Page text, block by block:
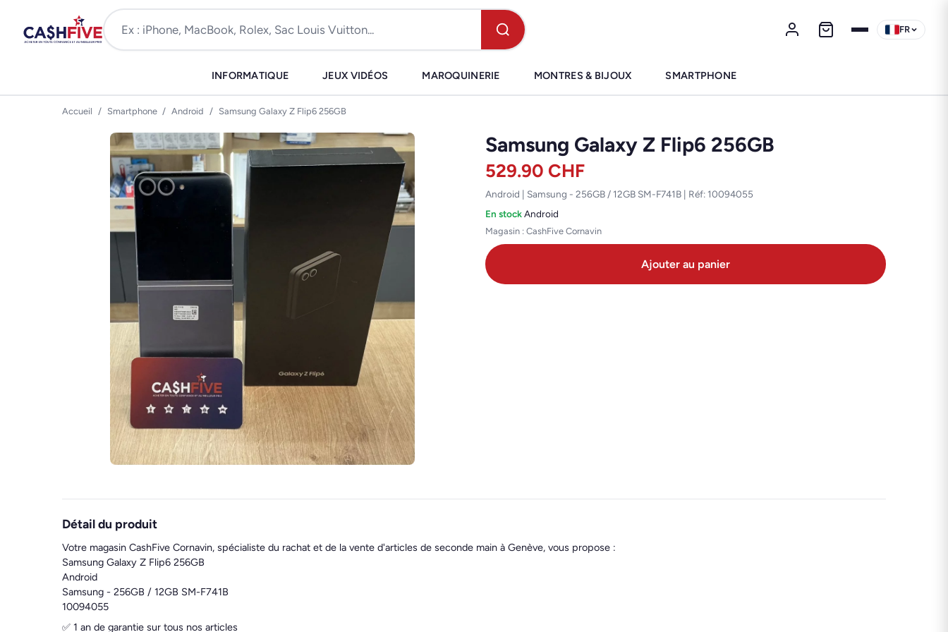
FR
INFORMATIQUE JEUX VIDÉOS MAROQUINERIE MONTRES & BIJOUX SMARTPHONE
Accueil / Smartphone / Android / Samsung Galaxy Z Flip6 256GB
Samsung Galaxy Z Flip6 256GB
529.90 CHF
Android | Samsung - 256GB / 12GB SM-F741B | Réf: 10094055
En stock·Android
Magasin : CashFive Cornavin
Ajouter au panier
Détail du produit
Votre magasin CashFive Cornavin, spécialiste du rachat et de la vente d'articles de seconde main à Genève, vous propose :
Samsung Galaxy Z Flip6 256GB
Android
Samsung - 256GB / 12GB SM-F741B
10094055
✅ 1 an de garantie sur tous nos articles